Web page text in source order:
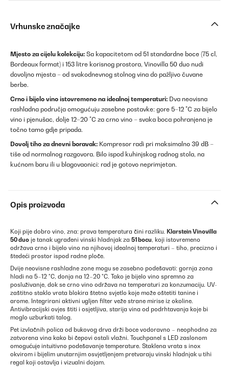
Vrhunske značajke
Mjesto za cijelu kolekciju: Sa kapacitetom od 51 standardne boce (75 cl,
Bordeaux format) i 153 litre korisnog prostora, Vinovilla 50 duo nudi
dovoljno mjesta – od svakodnevnog stolnog vina do pažljivo čuvane
berbe.
Crno i bijelo vino istovremeno na idealnoj temperaturi: Dva neovisna
rashladna područja omogućuju zasebne postavke: gore 5–12 °C za bijelo
vino i pjenušac, dolje 12–20 °C za crno vino – svaka boca pohranjena je
točno tamo gdje pripada.
Dovolj tiho za dnevni boravak: Kompresor radi pri maksimalno 39 dB –
tiše od normalnog razgovora. Bilo ispod kuhinjskog radnog stola, na
kućnom baru ili u blagovaonici: rad je gotovo neprimjetan.
Opis proizvoda
Koji pije dobro vino, zna: prava temperatura čini razliku. Klarstein Vinovilla
50 duo je tanak ugrađeni vinski hladnjak za 51 bocu, koji istovremeno
održava crno i bijelo vino na njihovoj idealnoj temperaturi – tiho, precizno i
štedeći prostor ispod radne ploče.
Dvije neovisne rashladne zone mogu se zasebno podešavati: gornja zona
hladi na 5–12 °C, donja na 12–20 °C. Tako je bijelo vino spremno za
posluživanje, dok se crno vino održava na temperaturi za konzumaciju. UV-
zaštitno staklo vrata blokira štetno svjetlo koje može oštetiti tanine i
arome. Integrirani aktivni ugljen filter veže strane mirise iz okoline.
Antivibracijski ovjes štiti i osjetljiva, starija vina od podrhtavanja koje bi
moglo uzburkati talog.
Pet izvlačnih polica od bukovog drva drži boce vodoravno – neophodno za
zatvorena vina kako bi čepovi ostali vlažni. Touchpanel s LED zaslonom
omogućuje intuitivno podešavanje temperature. Staklena vrata s inox
okvirom i bijelim unutarnjim osvjetljenjem pretvaraju vinski hladnjak u tihi
regal koji ostavlja i vizualni dojam.